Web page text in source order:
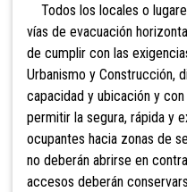
Todos los locales o
vías de evacuación
de cumplir con las
Urbanismo y Construcción,
capacidad y ubicación y
permitir la segura, rápida y
ocupantes hacia zonas de
no deberán abrirse en
accesos deberán